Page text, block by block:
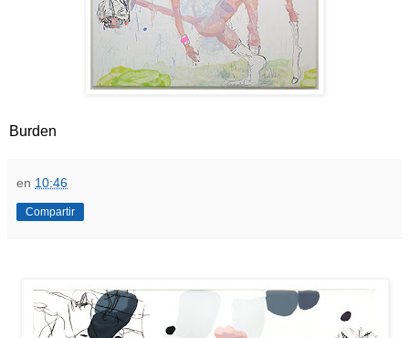
Burden
en 10:46
Compartir